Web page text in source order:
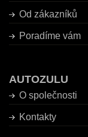
Od zákazníků
Poradíme vám
AUTOZULU
O společnosti
Kontakty